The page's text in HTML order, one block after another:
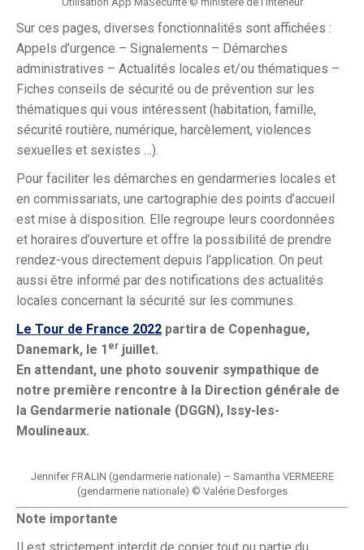
Sur ces pages, diverses fonctionnalités sont affichées :
Appels d’urgence – Signalements – Démarches
administratives – Actualités locales et/ou thématiques –
Fiches conseils de sécurité ou de prévention sur les
thématiques qui vous intéressent (habitation, famille,
sécurité routière, numérique, harcèlement, violences
sexuelles et sexistes …).
Pour faciliter les démarches en gendarmeries locales et
en commissariats, une cartographie des points d’accueil
est mise à disposition. Elle regroupe leurs coordonnées
et horaires d’ouverture et offre la possibilité de prendre
rendez-vous directement depuis l’application. On peut
aussi être informé par des notifications des actualités
locales concernant la sécurité sur les communes.
Le Tour de France 2022 partira de Copenhague,
Danemark, le 1 er juillet.
En attendant, une photo souvenir sympathique de
notre première rencontre à la Direction générale de
la Gendarmerie nationale (DGGN), Issy-les-
Moulineaux.
Jennifer FRALIN (gendarmerie nationale) – Samantha VERMEERE
(gendarmerie nationale) © Valérie Desforges
Note importante